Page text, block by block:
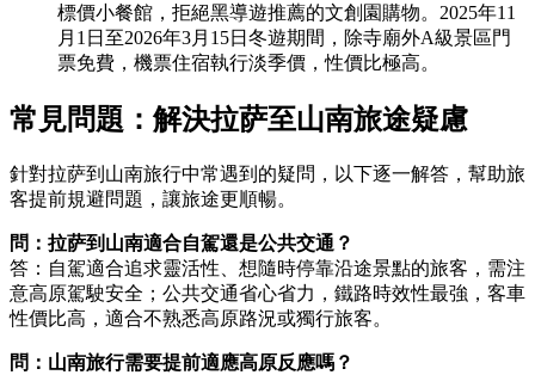
標價小餐館，拒絕黑導遊推薦的文創園購物。2025年11
月1日至2026年3月15日冬遊期間，除寺廟外A級景區門
票免費，機票住宿執行淡季價，性價比極高。
常見問題：解決拉萨至山南旅途疑慮
針對拉萨到山南旅行中常遇到的疑問，以下逐一解答，幫助旅
客提前規避問題，讓旅途更順暢。
問：拉萨到山南適合自駕還是公共交通？
答：自駕適合追求靈活性、想隨時停靠沿途景點的旅客，需注
意高原駕駛安全；公共交通省心省力，鐵路時效性最強，客車
性價比高，適合不熟悉高原路況或獨行旅客。
問：山南旅行需要提前適應高原反應嗎？